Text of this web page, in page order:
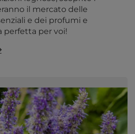
il mercato delle
e dei profumi e
perfetta per voi!